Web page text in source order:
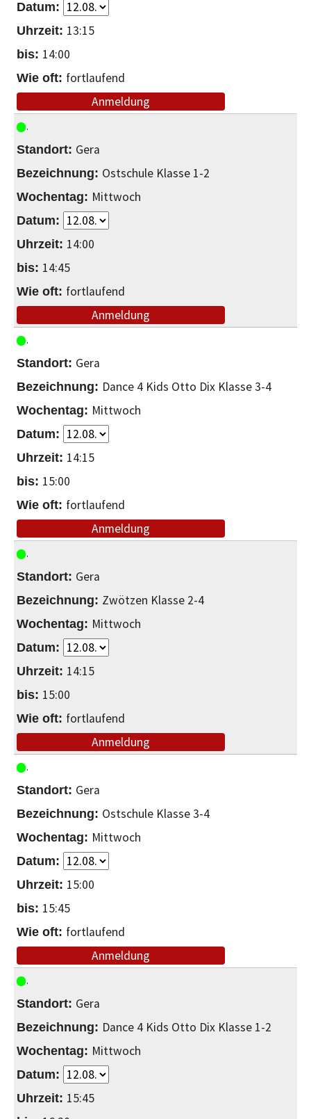
13:15
14:00
fortlaufend
Anmeldung
Gera
Ostschule Klasse 1-2
Mittwoch
14:00
14:45
fortlaufend
Anmeldung
Gera
Dance 4 Kids Otto Dix Klasse 3-4
Mittwoch
14:15
15:00
fortlaufend
Anmeldung
Gera
Zwötzen Klasse 2-4
Mittwoch
14:15
15:00
fortlaufend
Anmeldung
Gera
Ostschule Klasse 3-4
Mittwoch
15:00
15:45
fortlaufend
Anmeldung
Gera
Dance 4 Kids Otto Dix Klasse 1-2
Mittwoch
15:45